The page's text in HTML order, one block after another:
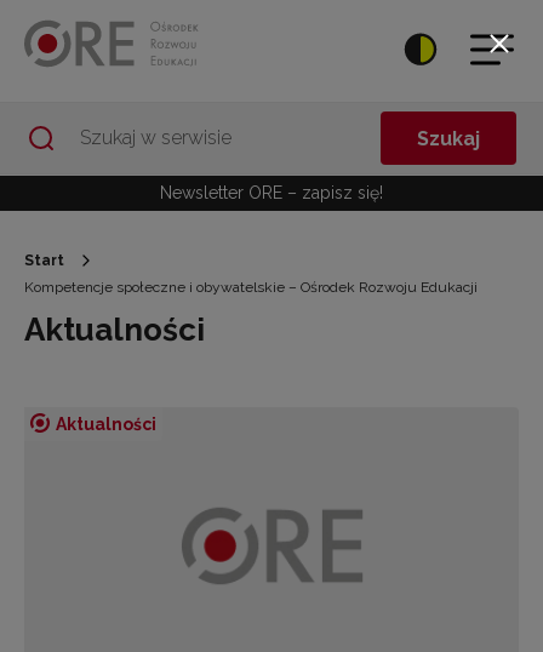
Szukaj
Newsletter ORE – zapisz się!
Start
Kompetencje społeczne i obywatelskie – Ośrodek Rozwoju Edukacji
Aktualności
Aktualności